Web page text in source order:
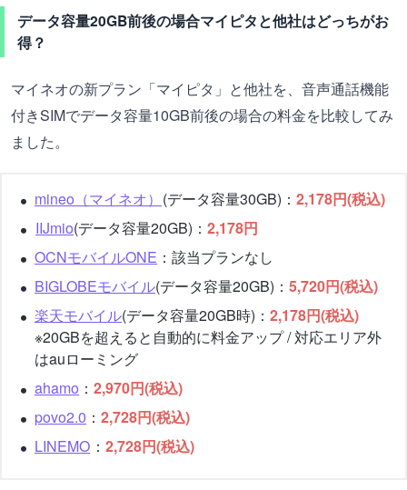
データ容量20GB前後の場合マイピタと他社はどっちがお
得？
マイネオの新プラン「マイピタ」と他社を、音声通話機能
付きSIMでデータ容量10GB前後の場合の料金を比較してみ
ました。
mineo（マイネオ） (データ容量30GB)： 2,178円(税込)
IIJmio(データ容量20GB)： 2,178円
OCNモバイルONE ：該当プランなし
BIGLOBEモバイル(データ容量20GB)： 5,720円(税込)
楽天モバイル(データ容量20GB時)： 2,178円(税込)
※20GBを超えると自動的に料金アップ / 対応エリア外
はauローミング
ahamo ： 2,970円(税込)
povo2.0 ： 2,728円(税込)
LINEMO ： 2,728円(税込)